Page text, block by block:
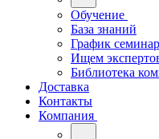
Обучение
База знаний
График
Ищем
Библиотека
Доставка
Контакты
Компания